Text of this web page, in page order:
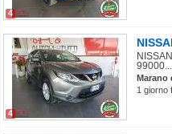
4
4
99000...
Marano
1 giorno